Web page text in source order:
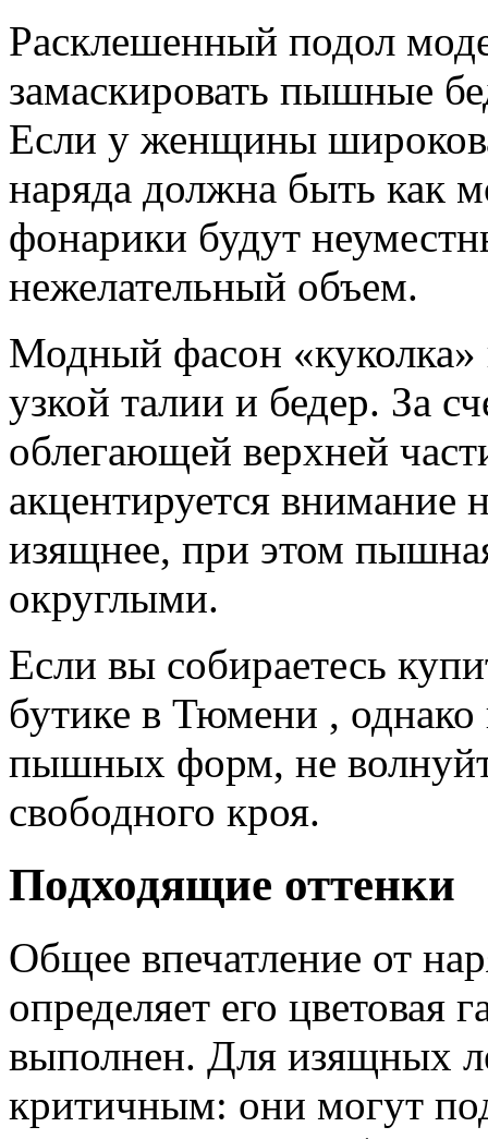
Расклешенный подол
замаскировать пышные
Если у женщины
наряда должна быть как
фонарики будут
нежелательный объем.
Модный фасон «куколка»
узкой талии и бедер. За
облегающей верхней
акцентируется внимание
изящнее, при этом
округлыми.
Если вы собираетесь
бутике в Тюмени , однако
пышных форм, не
свободного кроя.
Подходящие оттенки
Общее впечатление от
определяет его цветовая
выполнен. Для изящных
критичным: они могут